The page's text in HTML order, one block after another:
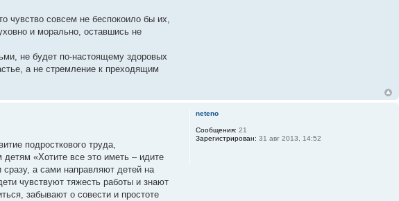
чувство совсем не беспокоило бы их,
и морально, оставшись не
не будет по-настоящему здоровых
а не стремление к преходящим
подросткового труда,
детям «Хотите все это иметь – идите
а сами направляют детей на
чувствуют тяжесть работы и знают
забывают о совести и простоте
neteno
Сообщения: 21
Зарегистрирован: 31 авг 2013, 14:52